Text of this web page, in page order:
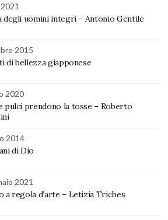
degli uomini integri – Antonio Gentile
2015
di bellezza giapponese
2020
pulci prendono la tosse – Roberto
2014
di Dio
2021
a regola d’arte – Letizia Triches